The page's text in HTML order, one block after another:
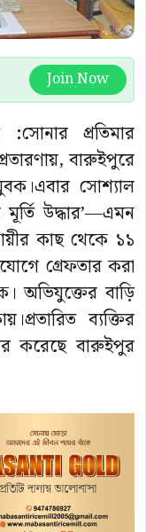
Join Now
:সোনার প্রতিমার
বারুইপুরে
সোশ্যাল
উদ্ধার’—এমন
কাছ থেকে ১১
গ্রেফতার করা
অভিযুক্তের বাড়ি
ব্যক্তির
করেছে বারুইপুর